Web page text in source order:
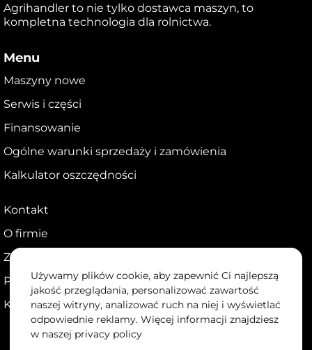
Agrihandler to nie tylko dostawca maszyn, to
kompletna technologia dla rolnictwa.
Menu
Maszyny nowe
Serwis i części
Finansowanie
Ogólne warunki sprzedaży i zamówienia
Kalkulator oszczędności
Kontakt
O firmie
Zostań dealerem
Portal dla dealerów
Kariera
Używamy plików cookie, aby zapewnić Ci najlepszą
jakość przeglądania, personalizować zawartość
naszej witryny, analizować ruch na niej i wyświetlać
odpowiednie reklamy. Więcej informacji znajdziesz
w naszej privacy policy